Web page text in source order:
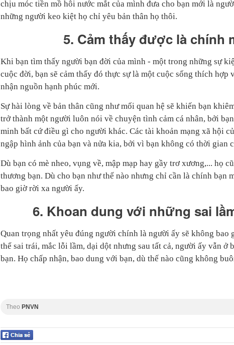
chịu móc tiền mồ hôi nước mắt của mình đưa cho bạn mới là
những người keo kiệt họ chỉ yêu bản thân họ thôi.
5. Cảm thấy được là chính
Khi bạn tìm thấy người bạn đời của mình - một trong những sự
cuộc đời, bạn sẽ cảm thấy đó thực sự là một cuộc sống thích hợp
nhận nguồn hạnh phúc mới.
Sự hài lòng về bản thân cũng như mối quan hệ sẽ khiến bạn
trở thành một người luôn nói về chuyện tình cảm cá nhân, bởi
minh bất cứ điều gì cho người khác. Các tài khoản mạng xã hội
ngập hình ảnh của bạn và nửa kia, bởi vì bạn không có thời gian
Dù bạn có mè nheo, vụng về, mập mạp hay gầy trơ xương,... họ
thương bạn. Dù cho bạn như thế nào nhưng chỉ cần là chính bạn
bao giờ rời xa người ấy.
6. Khoan dung với những sai
Quan trọng nhất yêu đúng người chính là người ấy sẽ không bao
thể sai trái, mắc lỗi lầm, dại dột nhưng sau tất cả, người ấy vẫn ở
bạn. Họ chấp nhận, bao dung với bạn, dù thế nào cũng không
Theo PNVN